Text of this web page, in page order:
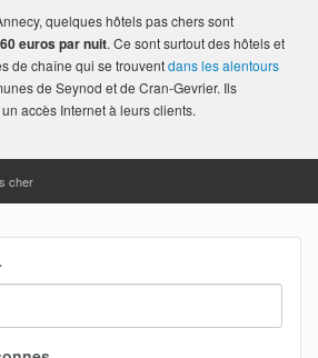
quelques hôtels pas chers sont
euros par nuit. Ce sont surtout des hôtels et
de chaîne qui se trouventdans les alentours
de Seynod et de Cran-Gevrier. Ils
accès Internet à leurs clients.
cher